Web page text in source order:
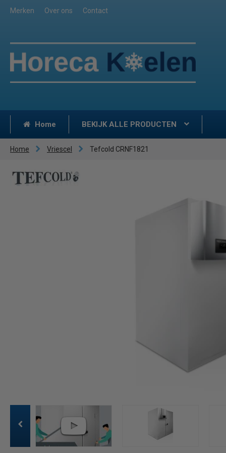
Merken Over ons Contact
Home BEKIJK ALLE PRODUCTEN
Home Vriescel Tefcold CRNF1821